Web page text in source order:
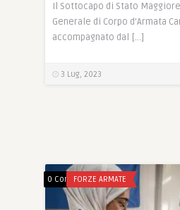
Il Sottocapo di Stato
Generale di Corpo d’Armata
accompagnato dal […]
3 Lug, 2023
0 CommentsFORZE ARMATE